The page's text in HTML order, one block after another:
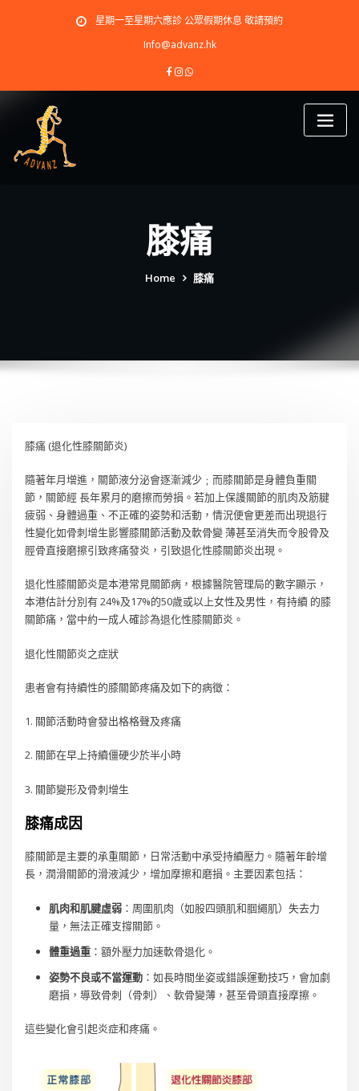
星期一至星期六應診 公眾假期休息 敬請預約
Info@advanz.hk
膝痛
Home 膝痛
膝痛 (退化性膝關節炎)
隨著年月增進，關節液分泌會逐漸減少﹔而膝關節是身體負重關
節，關節經 長年累月的磨擦而勞損。若加上保護關節的肌肉及筋腱
疲弱、身體過重、不正確的姿勢和活動，情況便會更差而出現退行
性變化如骨刺增生影響膝關節活動及軟骨變 薄甚至消失而令股骨及
脛骨直接磨擦引致疼痛發炎，引致退化性膝關節炎出現。
退化性膝關節炎是本港常見關節病，根據醫院管理局的數字顯示，
本港估計分別有 24%及17%的50歲或以上女性及男性，有持續 的膝
關節痛，當中約一成人確診為退化性膝關節炎。
退化性關節炎之症狀
患者會有持續性的膝關節疼痛及如下的病徵：
1. 關節活動時會發出格格聲及疼痛
2. 關節在早上持續僵硬少於半小時
3. 關節變形及骨刺增生
膝痛成因
膝關節是主要的承重關節，日常活動中承受持續壓力。隨著年齡增
長，潤滑關節的滑液減少，增加摩擦和磨損。主要因素包括：
肌肉和肌腱虛弱：周圍肌肉（如股四頭肌和腘繩肌）失去力
量，無法正確支撐關節。
體重過重：額外壓力加速軟骨退化。
姿勢不良或不當運動：如長時間坐姿或錯誤運動技巧，會加劇
磨損，導致骨刺（骨刺）、軟骨變薄，甚至骨頭直接摩擦。
這些變化會引起炎症和疼痛。